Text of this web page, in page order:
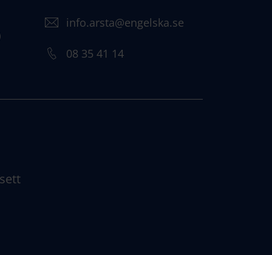
info.arsta@engelska.se
08 35 41 14